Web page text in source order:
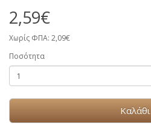
2,59€
Χωρίς ΦΠΑ: 2,09€
Ποσότητα
Καλάθι